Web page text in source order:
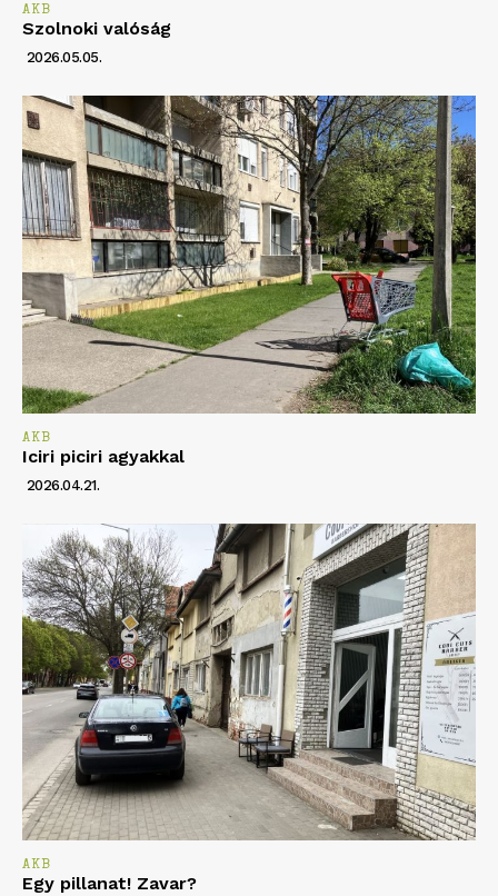
AKB
Szolnoki valóság
2026.05.05.
AKB
Iciri piciri agyakkal
2026.04.21.
AKB
Egy pillanat! Zavar?